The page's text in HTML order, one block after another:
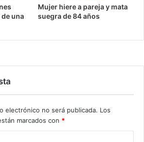
una
Mujer hiere a pareja y mata
suegra de 84 años
electrónico no será publicada. Los
marcados con *